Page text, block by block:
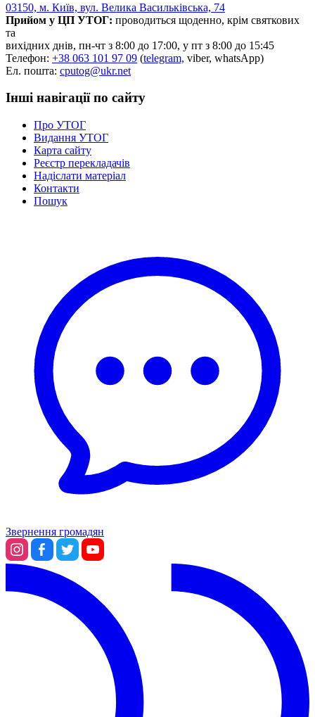
03150, м. Київ, вул. Велика Васильківська, 74
Прийом у ЦП УТОГ: проводиться щоденно, крім святкових
та
вихідних днів, пн-чт з 8:00 до 17:00, у пт з 8:00 до 15:45
Телефон: +38 063 101 97 09 (telegram, viber, whatsApp)
Ел. пошта: cputog@ukr.net
Інші навігації по сайту
Про УТОГ
Видання УТОГ
Карта сайту
Реєстр перекладачів
Надіслати матеріал
Контакти
Пошук
Звернення громадян